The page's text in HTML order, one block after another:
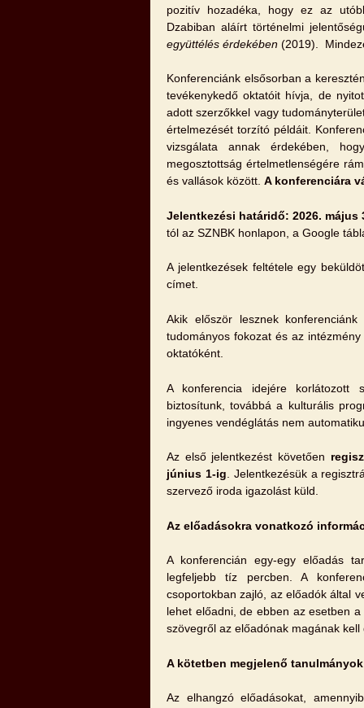
pozitív hozadéka, hogy ez az
Dzabiban aláírt történelmi
együttélés érdekében (2019).
Konferenciánk elsősorban a
tevékenykedő oktatóit hívja, de
adott szerzőkkel vagy
értelmezését torzító példáit.
vizsgálata annak érdekében,
megosztottság értelmetlenségére
és vallások között. A konferenciára
Jelentkezési határidő: 2026. május
tól az SZNBK honlapon, a Google
A jelentkezések feltétele egy
címet.
Akik először lesznek
tudományos fokozat és az
oktatóként.
A konferencia idejére korlátozott
biztosítunk, továbbá a kulturális
ingyenes vendéglátás nem
Az első jelentkezést követően
június 1-ig . Jelentkezésük a
szervező iroda igazolást küld.
Az előadásokra vonatkozó
A konferencián egy-egy előadás
legfeljebb tíz percben. A
csoportokban zajló, az előadók által
lehet előadni, de ebben az esetben
szövegről az előadónak magának kell
A kötetben megjelenő
Az elhangzó előadásokat,